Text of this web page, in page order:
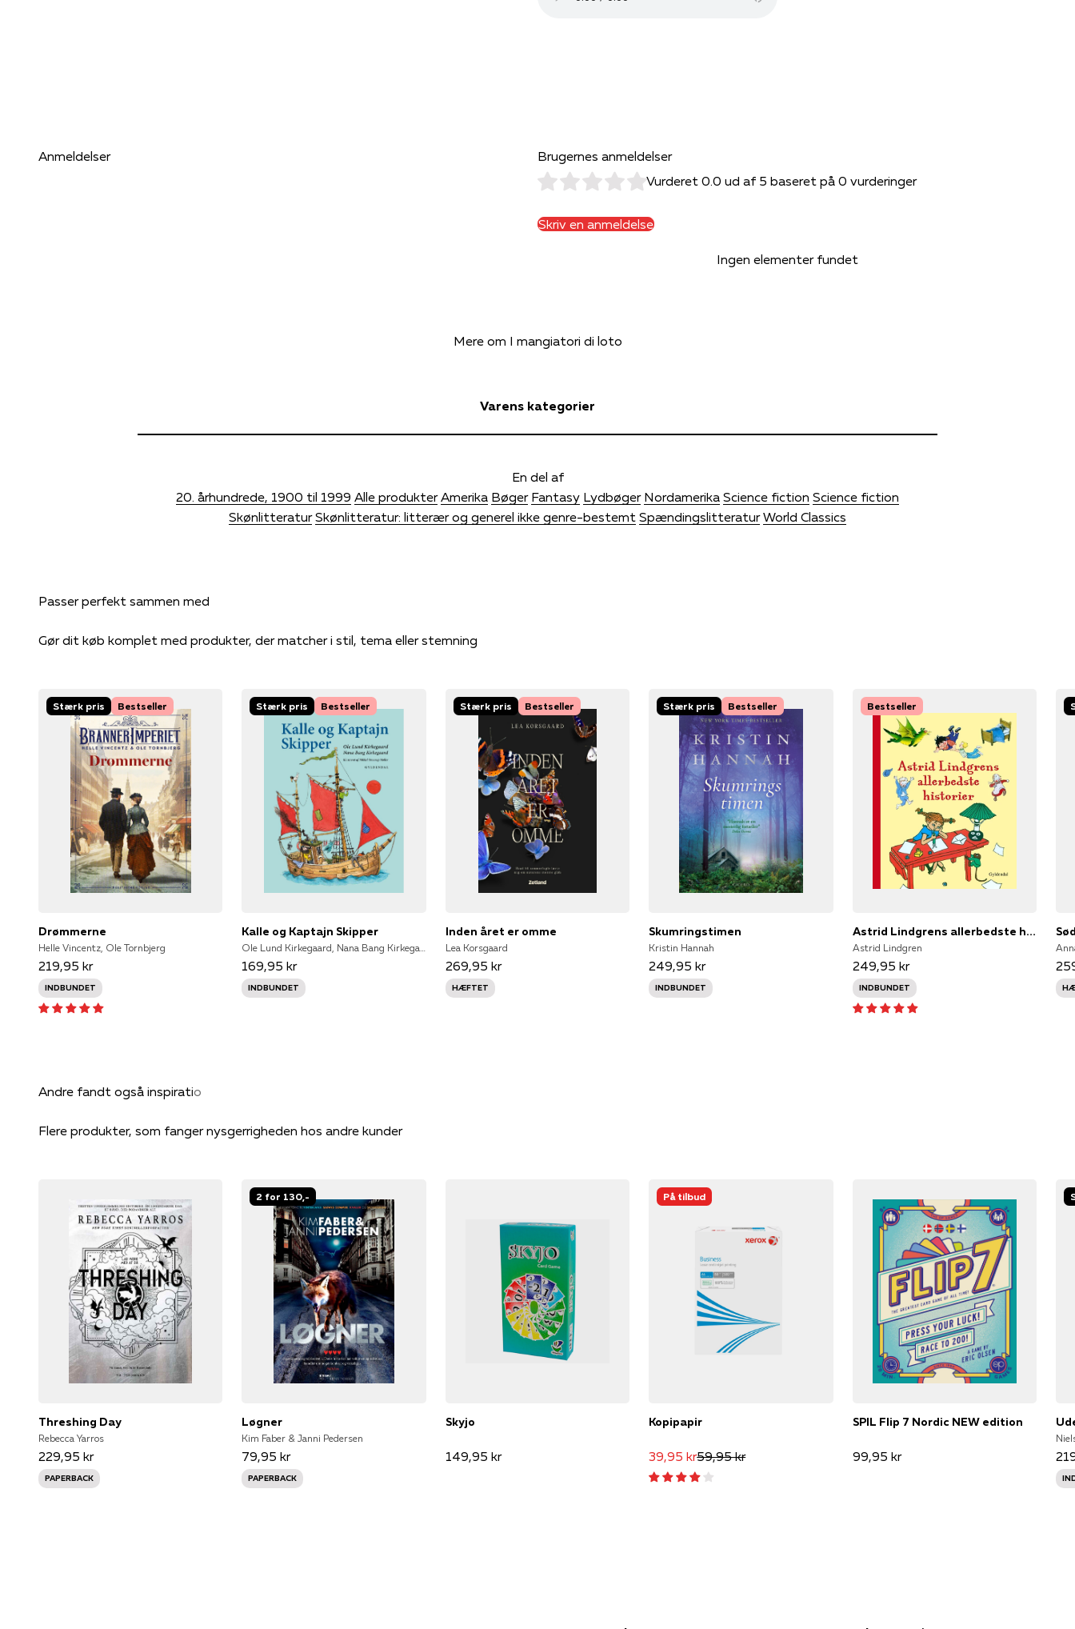
Anmeldelser
Brugernes anmeldelser
Vurderet 0.0 ud af 5 baseret på 0 vurderinger
Skriv en anmeldelse
Ingen elementer fundet
Mere om I mangiatori di loto
Varens kategorier
En del af
20. århundrede, 1900 til 1999 Alle produkter Amerika Bøger Fantasy Lydbøger Nordamerika Science fiction Science fiction
Skønlitteratur Skønlitteratur: litterær og generel ikke genre-bestemt Spændingslitteratur World Classics
Gør dit køb komplet med produkter, der matcher i stil, tema eller stemning
Stærk pris Bestseller
Drømmerne
Helle Vincentz, Ole Tornbjerg
219,95 kr
INDBUNDET
Stærk pris Bestseller
Kalle og Kaptajn Skipper
169,95 kr
INDBUNDET
Stærk pris Bestseller
Inden året er omme
Lea Korsgaard
269,95 kr
HÆFTET
Stærk pris Bestseller
Skumringstimen
Kristin Hannah
249,95 kr
INDBUNDET
Bestseller
Astrid Lindgrens allerbedste historier
Astrid Lindgren
249,95 kr
INDBUNDET
Flere produkter, som fanger nysgerrigheden hos andre kunder
Threshing Day
Rebecca Yarros
229,95 kr
PAPERBACK
2 for 130,-
Løgner
Kim Faber & Janni Pedersen
79,95 kr
PAPERBACK
Skyjo
149,95 kr
På tilbud
Kopipapir
39,95 kr59,95 kr
SPIL Flip 7 Nordic NEW edition
99,95 kr